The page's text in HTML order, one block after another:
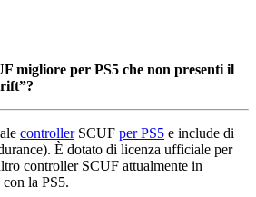
migliore per PS5 che non presenti il
controllerSCUF per PS5 e include di
È dotato di licenza ufficiale per
controller SCUF attualmente in
la PS5.